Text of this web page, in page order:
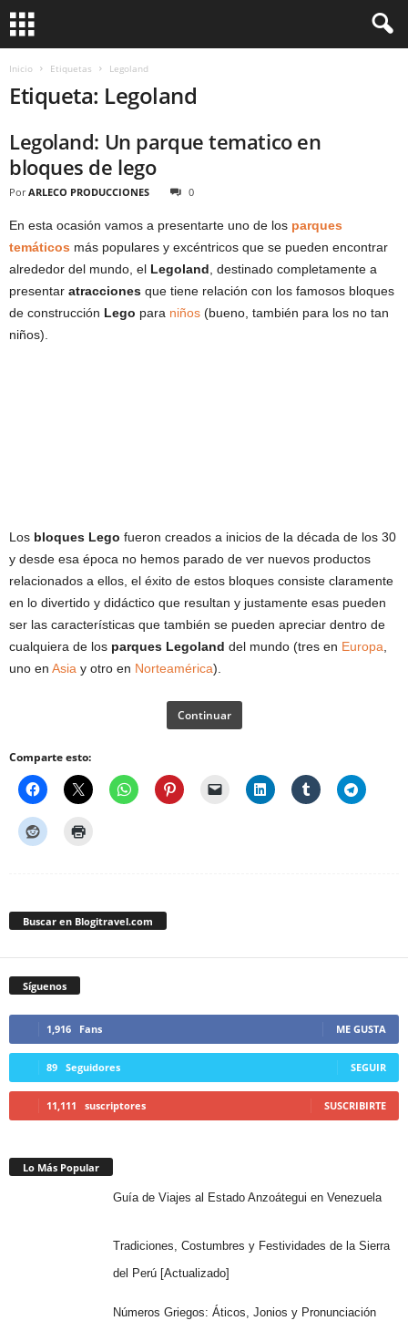
Inicio Etiquetas Legoland
Etiqueta: Legoland
Legoland: Un parque tematico en
bloques de lego
Por ARLECO PRODUCCIONES 0
En esta ocasión vamos a presentarte uno de los parques
temáticos más populares y excéntricos que se pueden encontrar
alrededor del mundo, el Legoland , destinado completamente a
presentar atracciones que tiene relación con los famosos bloques
de construcción Lego para niños (bueno, también para los no tan
niños).
Los bloques Lego fueron creados a inicios de la década de los 30
y desde esa época no hemos parado de ver nuevos productos
relacionados a ellos, el éxito de estos bloques consiste claramente
en lo divertido y didáctico que resultan y justamente esas pueden
ser las características que también se pueden apreciar dentro de
cualquiera de los parques Legoland del mundo (tres en Europa
uno en Asia y otro en Norteamérica).
Continuar
Comparte esto:
Buscar en Blogitravel.com
Síguenos
1,916 Fans ME GUSTA
89 Seguidores SEGUIR
11,111 suscriptores SUSCRIBIRTE
Lo Más Popular
Guía de Viajes al Estado Anzoátegui en Venezuela
Tradiciones, Costumbres y Festividades de la Sierra
del Perú [Actualizado]
Números Griegos: Áticos, Jonios y Pronunciación